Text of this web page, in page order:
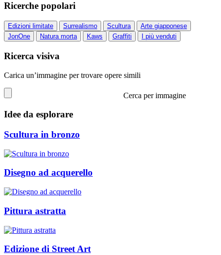
Ricerche popolari
Edizioni limitate Surrealismo Scultura
Arte giapponese
JonOne
Natura morta Kaws Graffiti I più venduti
Ricerca visiva
Carica un’immagine per trovare opere simili
Cerca per immagine
Idee da esplorare
Scultura in bronzo
Disegno ad acquerello
Pittura astratta
Edizione di Street Art